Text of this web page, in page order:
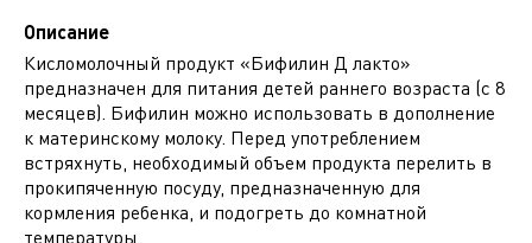
Описание
Кисломолочный продукт «Бифилин Д лакто»
предназначен для питания детей раннего возраста (с 8
месяцев). Бифилин можно использовать в дополнение
к материнскому молоку. Перед употреблением
встряхнуть, необходимый объем продукта перелить в
прокипяченную посуду, предназначенную для
кормления ребенка, и подогреть до комнатной
температуры.